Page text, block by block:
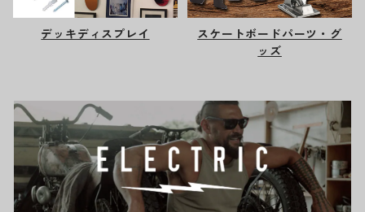
デッキディスプレイ
スケートボードパーツ・グ
ッズ